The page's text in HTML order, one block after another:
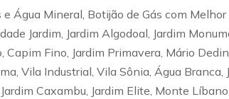
Água Mineral, Botijão de Gás com
Jardim, Jardim Algodoal, Jardim
Fino, Jardim Primavera, Mário
Vila Industrial, Vila Sônia, Água Branca,
Caxambu, Jardim Elite, Monte